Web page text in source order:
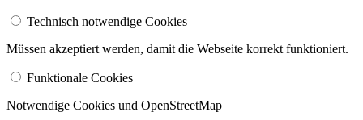
Technisch notwendige Cookies
Müssen akzeptiert werden, damit die Webseite korrekt funktioniert.
Funktionale Cookies
Notwendige Cookies und OpenStreetMap